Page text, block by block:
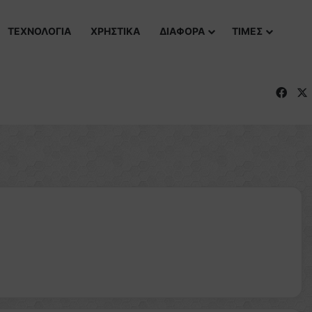
ΤΕΧΝΟΛΟΓΙΑ ΧΡΗΣΤΙΚΑ ΔΙΑΦΟΡΑ ΤΙΜΕΣ